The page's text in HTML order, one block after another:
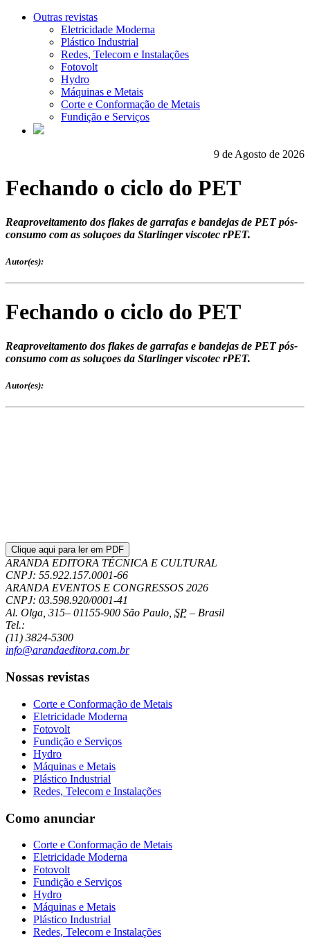
Outras revistas
Eletricidade Moderna
Plástico Industrial
Redes, Telecom e Instalações
Fotovolt
Hydro
Máquinas e Metais
Corte e Conformação de Metais
Fundição e Serviços
9 de Agosto de 2026
Fechando o ciclo do PET
Reaproveitamento dos flakes de garrafas e bandejas de PET pós-
consumo com as soluçoes da Starlinger viscotec rPET.
Autor(es):
Fechando o ciclo do PET
Reaproveitamento dos flakes de garrafas e bandejas de PET pós-
consumo com as soluçoes da Starlinger viscotec rPET.
Autor(es):
Clique aqui para ler em PDF
ARANDA EDITORA TÉCNICA E CULTURAL
CNPJ: 55.922.157.0001-66
ARANDA EVENTOS E CONGRESSOS 2026
CNPJ: 03.598.920/0001-41
Al. Olga, 315– 01155-900 São Paulo SP – Brasil
Tel.:
(11) 3824-5300
info@arandaeditora.com.br
Nossas revistas
Corte e Conformação de Metais
Eletricidade Moderna
Fotovolt
Fundição e Serviços
Hydro
Máquinas e Metais
Plástico Industrial
Redes, Telecom e Instalações
Como anunciar
Corte e Conformação de Metais
Eletricidade Moderna
Fotovolt
Fundição e Serviços
Hydro
Máquinas e Metais
Plástico Industrial
Redes, Telecom e Instalações